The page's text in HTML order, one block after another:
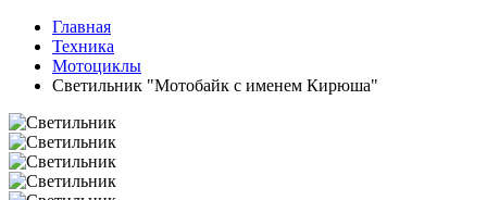
Главная
Техника
Мотоциклы
Светильник "Мотобайк с именем Кирюша"